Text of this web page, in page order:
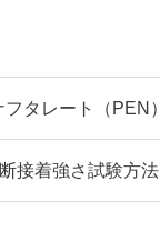
タレート（PEN）
接着強さ試験方法